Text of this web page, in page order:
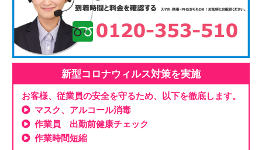
新型コロナウィルス対策を実施
お客様、従業員の安全を守るため、以下を徹底します。
マスク、アルコール消毒
作業員 出勤前健康チェック
作業時間短縮